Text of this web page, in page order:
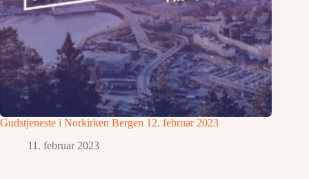
Gudstjeneste i Norkirken Bergen 12. februar 2023
11. februar 2023